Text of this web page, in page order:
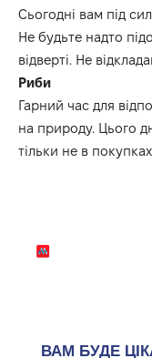
Сьогодні вам під
Не будьте надто
відверті. Не
Риби
Гарний час для
на природу. Цього
тільки не в